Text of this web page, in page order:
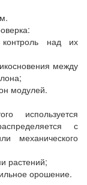
над их
между
модулей.
используется
с
механического
растений;
орошение.